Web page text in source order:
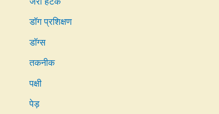
डॉग प्रशिक्षण
डॉग्स
तकनीक
पक्षी
पेड़